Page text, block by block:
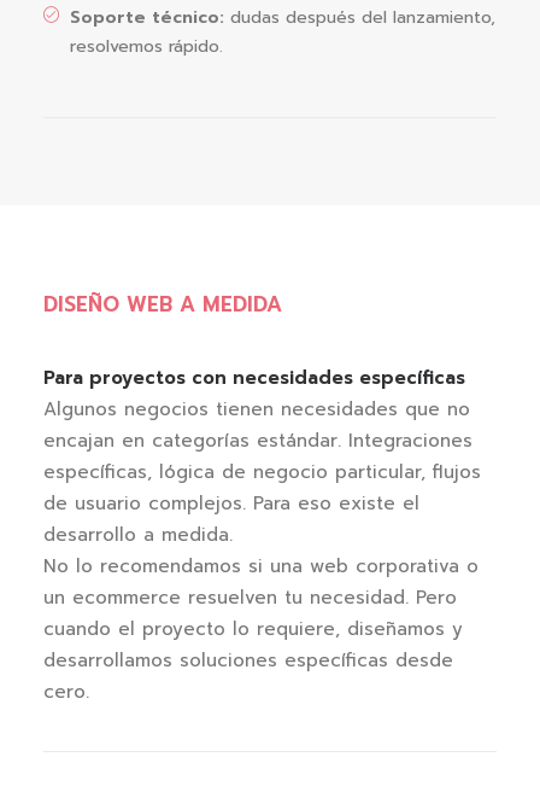
Soporte técnico: dudas después del lanzamiento,
resolvemos rápido.
DISEÑO WEB A MEDIDA
Para proyectos con necesidades específicas
Algunos negocios tienen necesidades que no
encajan en categorías estándar. Integraciones
específicas, lógica de negocio particular, flujos
de usuario complejos. Para eso existe el
desarrollo a medida.
No lo recomendamos si una web corporativa o
un ecommerce resuelven tu necesidad. Pero
cuando el proyecto lo requiere, diseñamos y
desarrollamos soluciones específicas desde
cero.